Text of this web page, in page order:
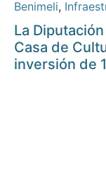
Benimeli,
La
Casa de
inversión de